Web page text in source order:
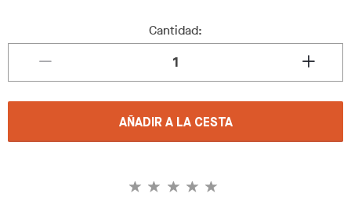
Cantidad:
AÑADIR A LA CESTA